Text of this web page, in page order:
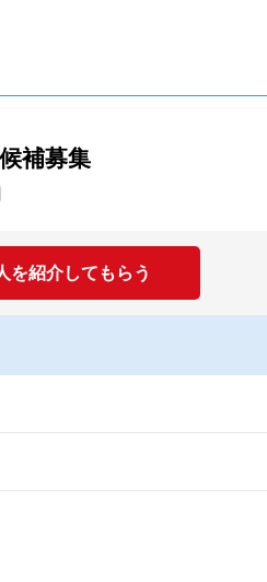
補募集
を紹介してもらう